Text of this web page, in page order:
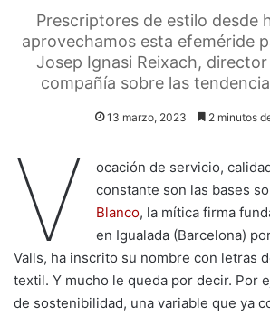
Prescriptores de estilo desde
aprovechamos esta efeméride
Josep Ignasi Reixach,
compañía sobre las
13 marzo, 2023 2 minutos
V
ocación de servicio,
constante son las bases
Blanco, la mítica firma
en Igualada (Barcelona)
Valls, ha inscrito su nombre con letras
textil. Y mucho le queda por decir. Por
de sostenibilidad, una variable que ya